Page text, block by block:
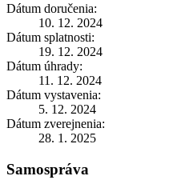
Dátum doručenia:
10. 12. 2024
Dátum splatnosti:
19. 12. 2024
Dátum úhrady:
11. 12. 2024
Dátum vystavenia:
5. 12. 2024
Dátum zverejnenia:
28. 1. 2025
Samospráva